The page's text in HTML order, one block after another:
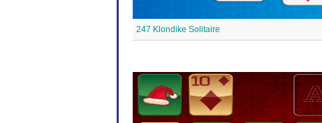
247 Klondike Solitaire